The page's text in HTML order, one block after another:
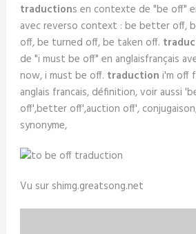
traductions en contexte de "be off"
avec reverso context : be better off,
off, be turned off, be taken off.
de "i must be off" en anglaisfrançais
now, i must be off. traduction i'm off
anglais francais, définition, voir aussi
off',better off',auction off',
synonyme,
Vu sur shimg.greatsong.net